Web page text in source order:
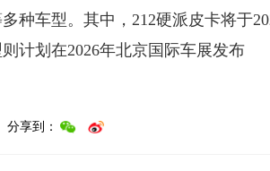
种车型。其中，212硬派皮卡将于
计划在2026年北京国际车展发布
分享到：